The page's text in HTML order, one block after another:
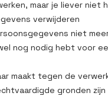
maar je liever niet
verwijderen
niet
nog nodig hebt voor
maakt tegen de
gronden zijn